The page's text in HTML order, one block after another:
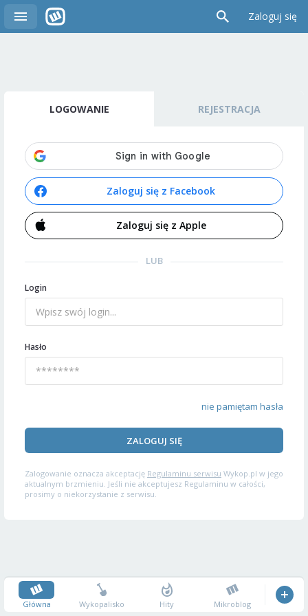
Zaloguj się
LOGOWANIE REJESTRACJA
Zaloguj się z Facebook
Zaloguj się z Apple
LUB
Login
Hasło
nie pamiętam hasła
ZALOGUJ SIĘ
Zalogowanie oznacza akceptację Regulaminu serwisu Wykop.pl w jego
aktualnym brzmieniu. Jeśli nie akceptujesz Regulaminu w całości,
prosimy o niekorzystanie z serwisu.
Główna Wykopalisko Hity Mikroblog